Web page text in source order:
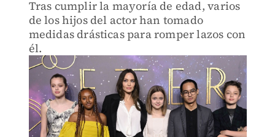
Tras cumplir la mayoría de edad, varios
de los hijos del actor han tomado
medidas drásticas para romper lazos con
él.